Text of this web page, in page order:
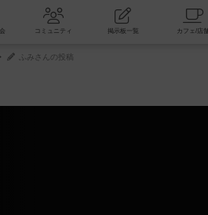
ボードゲーム会 コミュニティ 掲示板一覧
ふみさんの投稿